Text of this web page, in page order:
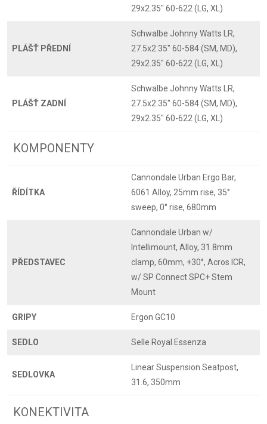
29x2.35" 60-622 (LG, XL)
PLÁŠŤ PŘEDNÍ
Schwalbe Johnny Watts LR,
27.5x2.35" 60-584 (SM, MD),
29x2.35" 60-622 (LG, XL)
PLÁŠŤ ZADNÍ
Schwalbe Johnny Watts LR,
27.5x2.35" 60-584 (SM, MD),
29x2.35" 60-622 (LG, XL)
KOMPONENTY
ŘÍDÍTKA
Cannondale Urban Ergo Bar,
6061 Alloy, 25mm rise, 35°
sweep, 0° rise, 680mm
PŘEDSTAVEC
Cannondale Urban w/
Intellimount, Alloy, 31.8mm
clamp, 60mm, +30°, Acros ICR,
w/ SP Connect SPC+ Stem
Mount
GRIPY Ergon GC10
SEDLO Selle Royal Essenza
SEDLOVKA
Linear Suspension Seatpost,
31.6, 350mm
KONEKTIVITA